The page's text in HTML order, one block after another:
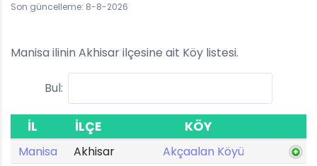
Son güncelleme: 8-8-2026
Manisa ilinin Akhisar ilçesine ait Köy listesi.
Bul:
İL İLÇE KÖY
Manisa Akhisar
Akçaalan Köyü